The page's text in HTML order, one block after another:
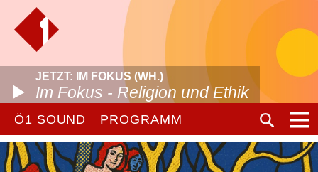
JETZT: IM FOKUS (WH.)
Im Fokus - Religion und Ethik
Ö1 SOUND PROGRAMM